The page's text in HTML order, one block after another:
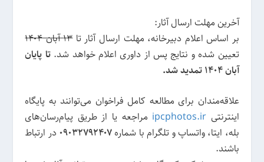
آخرین مهلت ارسال آثار:
بر اساس اعلام دبیرخانه، مهلت ارسال آثار تا۱۳ آبان ۱۴۰۴
تعیین شده و نتایج پس از داوری اعلام خواهد شد. تا پایان
آبان 1404 تمدید شد.
علاقه‌مندان برای مطالعه کامل فراخوان می‌توانند به پایگاه
اینترنتی ipcphotos.ir مراجعه یا از طریق پیام‌رسان‌های
بله، ایتا، واتساپ و تلگرام با شماره ۰۹۰۳۲۷۹۲۴۰۷ در ارتباط
باشند.